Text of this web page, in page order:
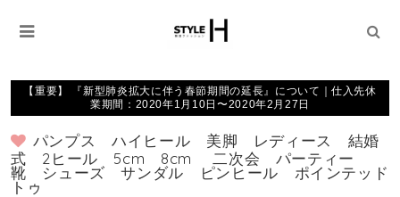
【重要】 『新型肺炎拡大に伴う春節期間の延長』について｜仕入先休
業期間：2020年1月10日〜2020年2月27日
パンプス ハイヒール 美脚 レディース 結婚
式 2ヒール 5cm 8cm 二次会 パーティー
靴 シューズ サンダル ピンヒール ポインテッド
トゥ